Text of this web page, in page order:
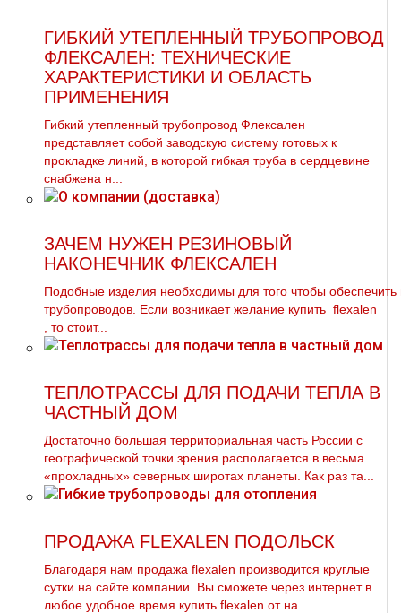
ГИБКИЙ УТЕПЛЕННЫЙ ТРУБОПРОВОД
ФЛЕКСАЛЕН: ТЕХНИЧЕСКИЕ
ХАРАКТЕРИСТИКИ И ОБЛАСТЬ
ПРИМЕНЕНИЯ
Гибкий утепленный трубопровод Флексален
представляет собой заводскую систему готовых к
прокладке линий, в которой гибкая труба в сердцевине
снабжена н...
ЗАЧЕМ НУЖЕН РЕЗИНОВЫЙ
НАКОНЕЧНИК ФЛЕКСАЛЕН
Подобные изделия необходимы для того чтобы
тpубопроводов. Если возникает желание купить flехalеn
, то стоит...
ТЕПЛОТРАССЫ ДЛЯ ПОДАЧИ ТЕПЛА В
ЧАСТНЫЙ ДОМ
Достаточно большая территориальная часть России с
географической точки зрения располагается в весьма
«прохладных» северных широтах планеты. Как раз та...
ПРОДАЖА FLEXALEN ПОДОЛЬСК
Благодаря нам продажа flехalеn производится круглые
сутки на сайте компании. Вы сможете через интернет в
любое удобное время купить flехalеn от на...